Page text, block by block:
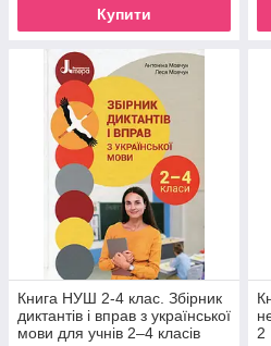
Купити
Книга НУШ 2-4 клас. Збірник
диктантів і вправ з української
мови для учнів 2–4 класів
2